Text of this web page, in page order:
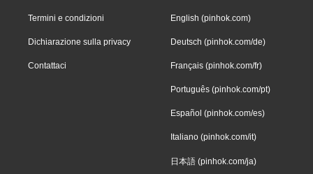
Termini e condizioni
Dichiarazione sulla privacy
Contattaci
English (pinhok.com)
Deutsch (pinhok.com/de)
Français (pinhok.com/fr)
Português (pinhok.com/pt)
Español (pinhok.com/es)
Italiano (pinhok.com/it)
日本語 (pinhok.com/ja)